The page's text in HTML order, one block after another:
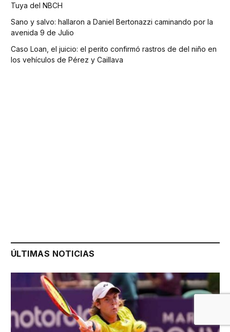
Tuya del NBCH
Sano y salvo: hallaron a Daniel Bertonazzi caminando por la
avenida 9 de Julio
Caso Loan, el juicio: el perito confirmó rastros de del niño en
los vehículos de Pérez y Caillava
ÚLTIMAS NOTICIAS